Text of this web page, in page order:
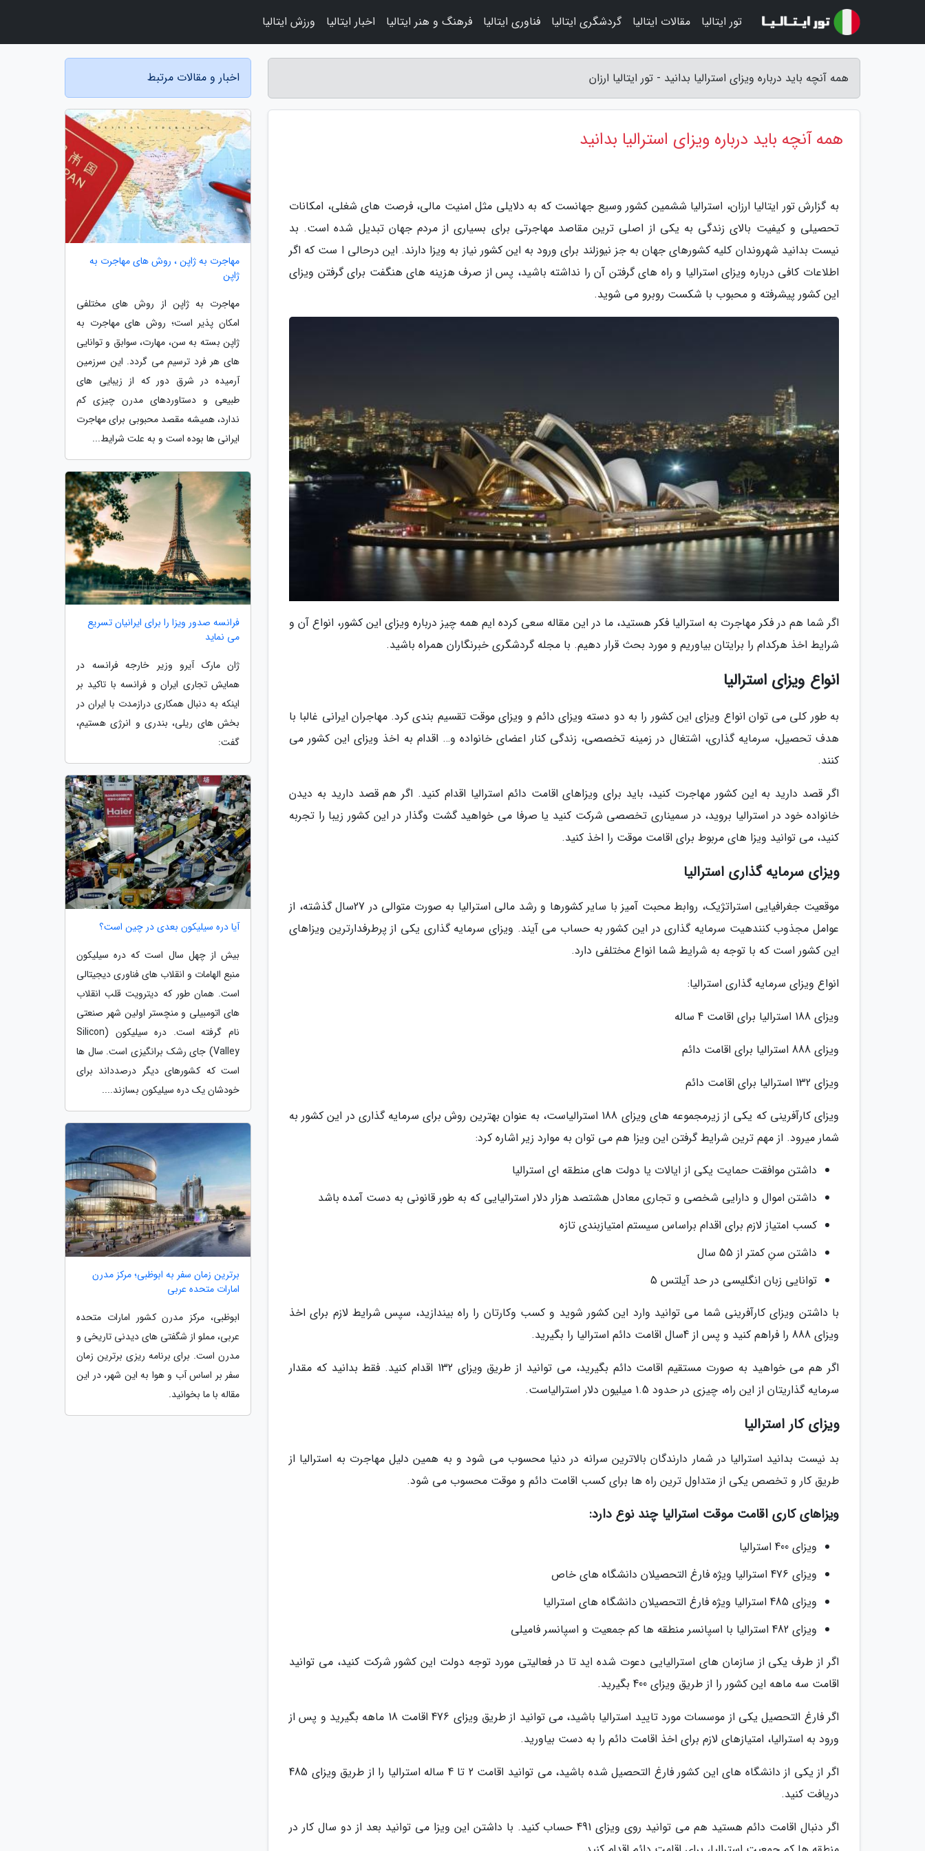
همه آنچه باید درباره ویزای استرالیا بدانید - تور ایتالیا ارزان
همه آنچه باید درباره ویزای استرالیا بدانید
به گزارش تور ایتالیا ارزان، استرالیا ششمین کشور وسیع جهانست که به دلایلی مثل امنیت مالی، فرصت های شغلی، امکانات
تحصیلی و کیفیت بالای زندگی به یکی از اصلی ترین مقاصد مهاجرتی برای بسیاری از مردم جهان تبدیل شده است. بد
نیست بدانید شهروندان کلیه کشورهای جهان به جز نیوزلند برای ورود به این کشور نیاز به ویزا دارند. این درحالی ا ست که اگر
اطلاعات کافی درباره ویزای استرالیا و راه های گرفتن آن را نداشته باشید، پس از صرف هزینه های هنگفت برای گرفتن ویزای
این کشور پیشرفته و محبوب با شکست روبرو می شوید.
اگر شما هم در فکر مهاجرت به استرالیا فکر هستید، ما در این مقاله سعی کرده ایم همه چیز درباره ویزای این کشور، انواع آن و
شرایط اخذ هرکدام را برایتان بیاوریم و مورد بحث قرار دهیم. با مجله گردشگری خبرنگاران همراه باشید.
انواع ویزای استرالیا
به طور کلی می توان انواع ویزای این کشور را به دو دسته ویزای دائم و ویزای موقت تقسیم بندی کرد. مهاجران ایرانی غالبا با
هدف تحصیل، سرمایه گذاری، اشتغال در زمینه تخصصی، زندگی کنار اعضای خانواده و… اقدام به اخذ ویزای این کشور می
کنند.
اگر قصد دارید به این کشور مهاجرت کنید، باید برای ویزاهای اقامت دائم استرالیا اقدام کنید. اگر هم قصد دارید به دیدن
خانواده خود در استرالیا بروید، در سمیناری تخصصی شرکت کنید یا صرفا می خواهید گشت وگذار در این کشور زیبا را تجربه
کنید، می توانید ویزا های مربوط برای اقامت موقت را اخذ کنید.
ویزای سرمایه گذاری استرالیا
موقعیت جغرافیایی استراتژیک، روابط محبت آمیز با سایر کشورها و رشد مالی استرالیا به صورت متوالی در 27سال گذشته، از
عوامل مجذوب کنندهیت سرمایه گذاری در این کشور به حساب می آیند. ویزای سرمایه گذاری یکی از پرطرفدارترین ویزاهای
این کشور است که با توجه به شرایط شما انواع مختلفی دارد.
انواع ویزای سرمایه گذاری استرالیا:
ویزای 188 استرالیا برای اقامت 4 ساله
ویزای 888 استرالیا برای اقامت دائم
ویزای 132 استرالیا برای اقامت دائم
ویزای کارآفرینی که یکی از زیرمجموعه های ویزای 188 استرالیاست، به عنوان بهترین روش برای سرمایه گذاری در این کشور به
شمار میرود. از مهم ترین شرایط گرفتن این ویزا هم می توان به موارد زیر اشاره کرد:
داشتن موافقت حمایت یکی از ایالات یا دولت های منطقه ای استرالیا
داشتن اموال و دارایی شخصی و تجاری معادل هشتصد هزار دلار استرالیایی که به طور قانونی به دست آمده باشد
کسب امتیاز لازم برای اقدام براساس سیستم امتیازبندی تازه
داشتن سنِ کمتر از 55 سال
توانایی زبان انگلیسی در حد آیلتس 5
با داشتن ویزای کارآفرینی شما می توانید وارد این کشور شوید و کسب وکارتان را راه بیندازید، سپس شرایط لازم برای اخذ
ویزای 888 را فراهم کنید و پس از 4سال اقامت دائم استرالیا را بگیرید.
اگر هم می خواهید به صورت مستقیم اقامت دائم بگیرید، می توانید از طریق ویزای 132 اقدام کنید. فقط بدانید که مقدار
سرمایه گذاریتان از این راه، چیزی در حدود 1.5 میلیون دلار استرالیاست.
ویزای کار استرالیا
بد نیست بدانید استرالیا در شمار دارندگان بالاترین سرانه در دنیا محسوب می شود و به همین دلیل مهاجرت به استرالیا از
طریق کار و تخصص یکی از متداول ترین راه ها برای کسب اقامت دائم و موقت محسوب می شود.
ویزاهای کاری اقامت موقت استرالیا چند نوع دارد:
ویزای 400 استرالیا
ویزای 476 استرالیا ویژه فارغ التحصیلان دانشگاه های خاص
ویزای 485 استرالیا ویژه فارغ التحصیلان دانشگاه های استرالیا
ویزای 482 استرالیا با اسپانسر منطقه ها کم جمعیت و اسپانسر فامیلی
اگر از طرف یکی از سازمان های استرالیایی دعوت شده اید تا در فعالیتی مورد توجه دولت این کشور شرکت کنید، می توانید
اقامت سه ماهه این کشور را از طریق ویزای 400 بگیرید.
اگر فارغ التحصیل یکی از موسسات مورد تایید استرالیا باشید، می توانید از طریق ویزای 476 اقامت 18 ماهه بگیرید و پس از
ورود به استرالیا، امتیازهای لازم برای اخذ اقامت دائم را به دست بیاورید.
اگر از یکی از دانشگاه های این کشور فارغ التحصیل شده باشید، می توانید اقامت 2 تا 4 ساله استرالیا را از طریق ویزای 485
دریافت کنید.
اگر دنبال اقامت دائم هستید هم می توانید روی ویزای 491 حساب کنید. با داشتن این ویزا می توانید بعد از دو سال کار در
اخبار و مقالات مرتبط
مهاجرت به ژاپن ، روش های مهاجرت به
ژاپن
مهاجرت به ژاپن از روش های مختلفی
امکان پذیر است؛ روش های مهاجرت به
ژاپن بسته به سن، مهارت، سوابق و توانایی
های هر فرد ترسیم می گردد. این سرزمین
آرمیده در شرق دور که از زیبایی های
طبیعی و دستاوردهای مدرن چیزی کم
ندارد، همیشه مقصد محبوبی برای مهاجرت
ایرانی ها بوده است و به علت شرایط...
فرانسه صدور ویزا را برای ایرانیان تسریع
می نماید
ژان مارک آیرو وزیر خارجه فرانسه در
همایش تجاری ایران و فرانسه با تاکید بر
اینکه به دنبال همکاری درازمدت با ایران در
بخش های ریلی، بندری و انرژی هستیم،
گفت:
آیا دره سیلیکون بعدی در چین است؟
بیش از چهل سال است که دره سیلیکون
منبع الهامات و انقلاب های فناوری دیجیتالی
است. همان طور که دیترویت قلب انقلاب
های اتومبیلی و منچستر اولین شهر صنعتی
نام گرفته است. دره سیلیکون (Silicon
Valley) جای رشک برانگیزی است. سال ها
است که کشورهای دیگر درصدداند برای
خودشان یک دره سیلیکون بسازند....
برترین زمان سفر به ابوظبی؛ مرکز مدرن
امارات متحده عربی
ابوظبی، مرکز مدرن کشور امارات متحده
عربی، مملو از شگفتی های دیدنی تاریخی و
مدرن است. برای برنامه ریزی برترین زمان
سفر بر اساس آب و هوا به این شهر، در این
مقاله با ما بخوانید.
تور ایتالیا مقالات ایتالیا گردشگری ایتالیا فناوری ایتالیا فرهنگ و هنر ایتالیا اخبار ایتالیا ورزش ایتالیا